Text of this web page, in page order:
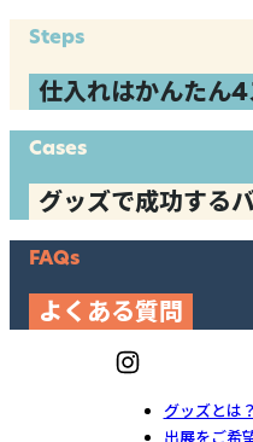
Steps
仕入れはかんたん
Cases
グッズで成功する
FAQs
よくある質問
グッズとは？
出展をご希